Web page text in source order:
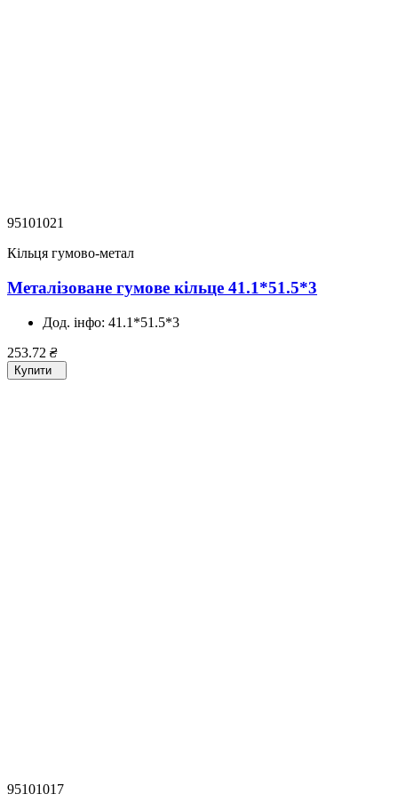
95101021
Кільця гумово-метал
Металізоване гумове кільце 41.1*51.5*3
Дод. інфо: 41.1*51.5*3
253.72 ₴
Купити
95101017